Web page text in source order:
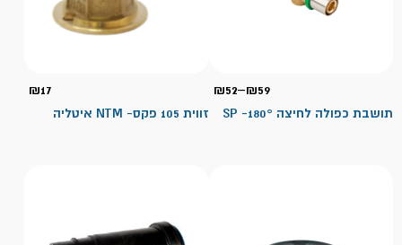
₪52–₪59
⁦₪52⁩
תושבת כפולה לחיצה 180°- SP
₪17
זווית 105 פקס- NTM איטליה